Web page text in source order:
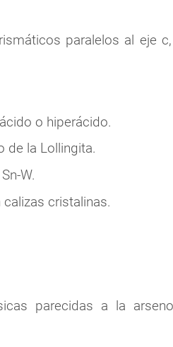
paralelos al eje
o hiperácido.
de la Lollingita.
W.
cristalinas.
parecidas a la